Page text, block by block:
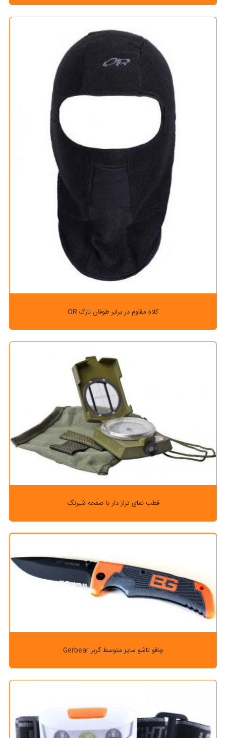
کلاه مقاوم در برابر طوفان نازک OR
قطب نمای تراز دار با صفحه شبرنگ
چاقو تاشو سایز متوسط گربر Gerbear